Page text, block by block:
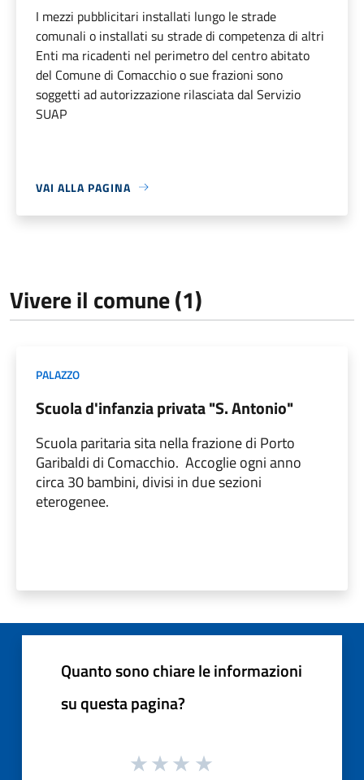
I mezzi pubblicitari installati lungo le strade
comunali o installati su strade di competenza di altri
Enti ma ricadenti nel perimetro del centro abitato
del Comune di Comacchio o sue frazioni sono
soggetti ad autorizzazione rilasciata dal Servizio
SUAP
VAI ALLA PAGINA
Vivere il comune (1)
PALAZZO
Scuola d'infanzia privata "S. Antonio"
Scuola paritaria sita nella frazione di Porto
Garibaldi di Comacchio. Accoglie ogni anno
circa 30 bambini, divisi in due sezioni
eterogenee.
Quanto sono chiare le informazioni
su questa pagina?